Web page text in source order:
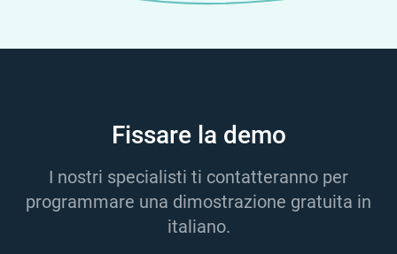
Fissare la demo
I nostri specialisti ti contatteranno per
programmare una dimostrazione gratuita in
italiano.